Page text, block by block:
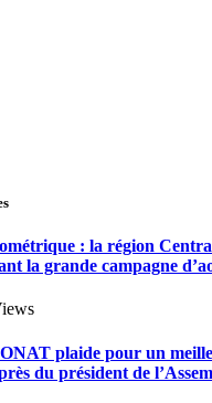
: la région
la grande campagne
plaide pour un
du président de